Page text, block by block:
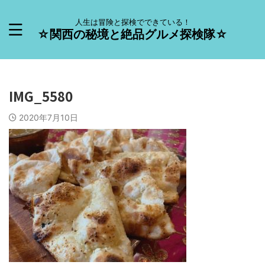
人生は冒険と探検でできている！
☆関西の秘境と絶品グルメ探検隊☆
IMG_5580
2020年7月10日